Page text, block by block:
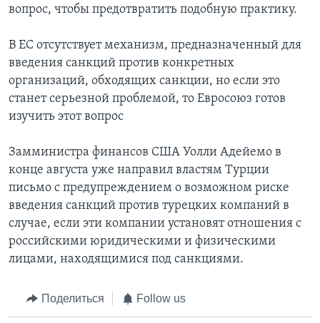
вопрос, чтобы предотвратить подобную практику.
В ЕС отсутствует механизм, предназначенный для
введения санкций против конкретных
организаций, обходящих санкции, но если это
станет серьезной проблемой, то Евросоюз готов
изучить этот вопрос
Замминистра финансов США Уолли Адейемо в
конце августа уже направил властям Турции
письмо с предупреждением о возможном риске
введения санкций против турецких компаний в
случае, если эти компании установят отношения с
российскими юридическими и физическими
лицами, находящимися под санкциями.
Поделиться Follow us